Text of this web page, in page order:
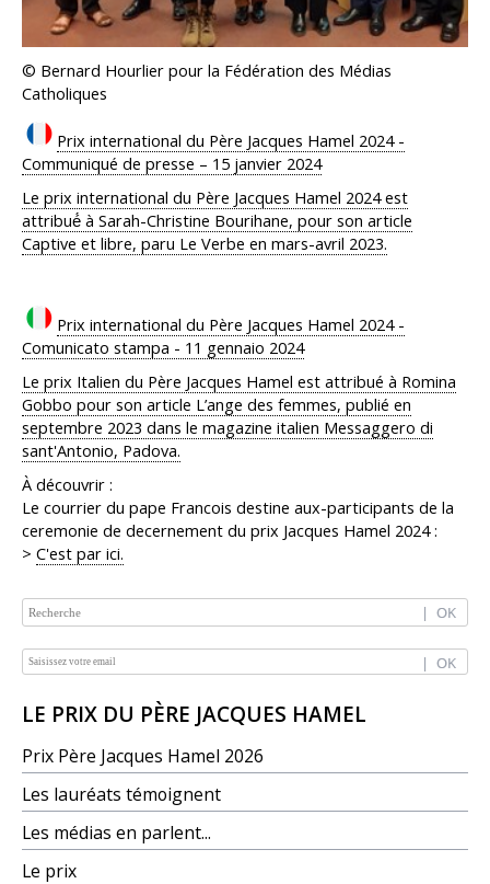
NAVIGATION
LE PRIX DU PÈRE JACQUES HAMEL
Prix Père Jacques Hamel 2026
Les lauréats témoignent
Les médias en parlent...
Le prix
© Bernard Hourlier pour la Fédération des Médias
Catholiques
Prix international du Père Jacques Hamel 2024 -
Communiqué de presse – 15 janvier 2024
Le prix international du Père Jacques Hamel 2024 est
attribué́ à Sarah-Christine Bourihane, pour son article
Captive et libre, paru Le Verbe en mars-avril 2023.
Prix international du Père Jacques Hamel 2024 -
Comunicato stampa - 11 gennaio 2024
Le prix Italien du Père Jacques Hamel est attribué à Romina
Gobbo pour son article L’ange des femmes, publié en
septembre 2023 dans le magazine italien Messaggero di
sant'Antonio, Padova.
À découvrir :
Le courrier du pape Francois destine aux-participants de la
ceremonie de decernement du prix Jacques Hamel 2024 :
> C'est par ici.